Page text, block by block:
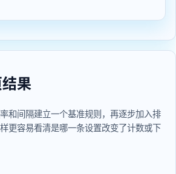
果
和间隔建立一个基准规则，再逐步加入排
更容易看清是哪一条设置改变了计数或下